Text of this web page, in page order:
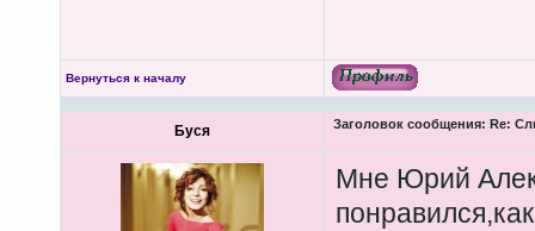
Вернуться к началу
Буся Заголовок сообщения: Re:
Мне Юрий